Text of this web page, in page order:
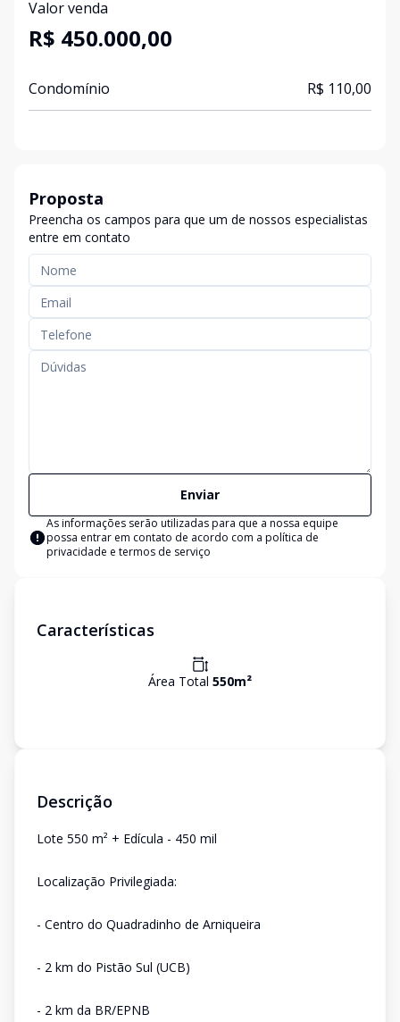
Valor venda
R$ 450.000,00
Condomínio R$ 110,00
Proposta
Preencha os campos para que um de nossos especialistas
entre em contato
Enviar
As informações serão utilizadas para que a nossa equipe
possa entrar em contato de acordo com a política de
privacidade e termos de serviço
Características
Área Total 550m²
Descrição
Lote 550 m² + Edícula - 450 mil
Localização Privilegiada:
- Centro do Quadradinho de Arniqueira
- 2 km do Pistão Sul (UCB)
- 2 km da BR/EPNB